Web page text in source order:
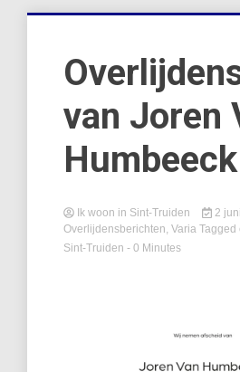
van Joren
Humbeeck
Ik woon in Sint-Truiden 2
Overlijdensberichten, Varia Tagged
Sint-Truiden - 0 Minutes